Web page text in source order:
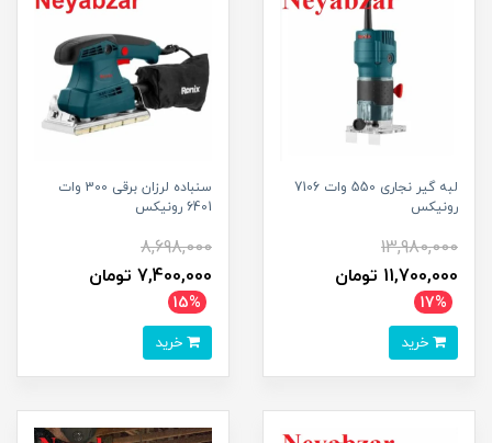
لبه گیر نجاری 550 وات 7106
رونیکس
13,980,000
11,700,000 تومان
17%
سنباده لرزان برقی 300 وات
6401 رونیکس
8,698,000
7,400,000 تومان
15%